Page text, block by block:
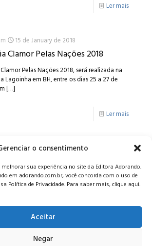
o consentimento
sua experiência no site da Editora Adorando.
em adorando.com.br, você concorda com o uso de
Política de Privacidade. Para saber mais, clique aqui.
Aceitar
Negar
Ler mais
15 de January de 2018
Clamor Pelas Nações 2018
Pelas Nações 2018, será realizada na
Lagoinha em BH, entre os dias 25 a 27 de
[…]
Ler mais
1033 – 7º Andar - Portaria 04, Vila da
Lima/MG, CEP: 34006-065 - MG
editora@adorando.com.br